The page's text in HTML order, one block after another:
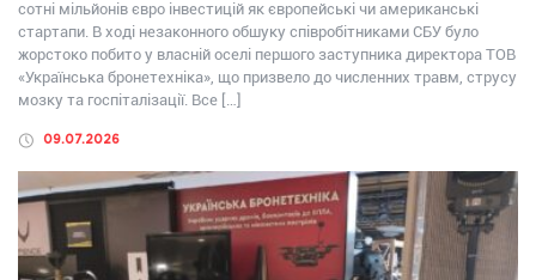
сотні мільйонів євро інвестицій як європейські чи американські
стартапи. В ході незаконного обшуку співробітниками СБУ було
жорстоко побито у власній оселі першого заступника директора ТОВ
«Українська бронетехніка», що призвело до численних травм, струсу
мозку та госпіталізації. Все […]
09.07.2026